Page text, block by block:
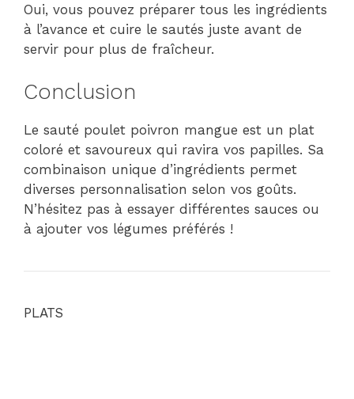
Oui, vous pouvez préparer tous les ingrédients
à l’avance et cuire le sautés juste avant de
servir pour plus de fraîcheur.
Conclusion
Le sauté poulet poivron mangue est un plat
coloré et savoureux qui ravira vos papilles. Sa
combinaison unique d’ingrédients permet
diverses personnalisation selon vos goûts.
N’hésitez pas à essayer différentes sauces ou
à ajouter vos légumes préférés !
PLATS